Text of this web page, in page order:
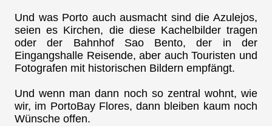
Und was Porto auch ausmacht sind die Azulejos,
seien es Kirchen, die diese Kachelbilder tragen
oder der Bahnhof Sao Bento, der in der
Eingangshalle Reisende, aber auch Touristen und
Fotografen mit historischen Bildern empfängt.
Und wenn man dann noch so zentral wohnt, wie
wir, im PortoBay Flores, dann bleiben kaum noch
Wünsche offen.